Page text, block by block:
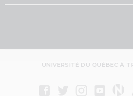
UNIVERSITÉ DU QUÉBEC À